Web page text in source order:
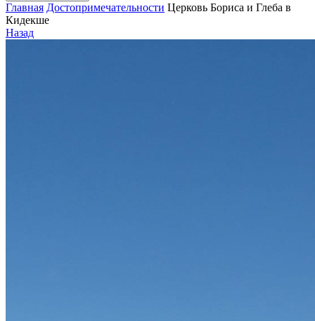
Главная Достопримечательности Церковь Бориса и Глеба в
Кидекше
Назад